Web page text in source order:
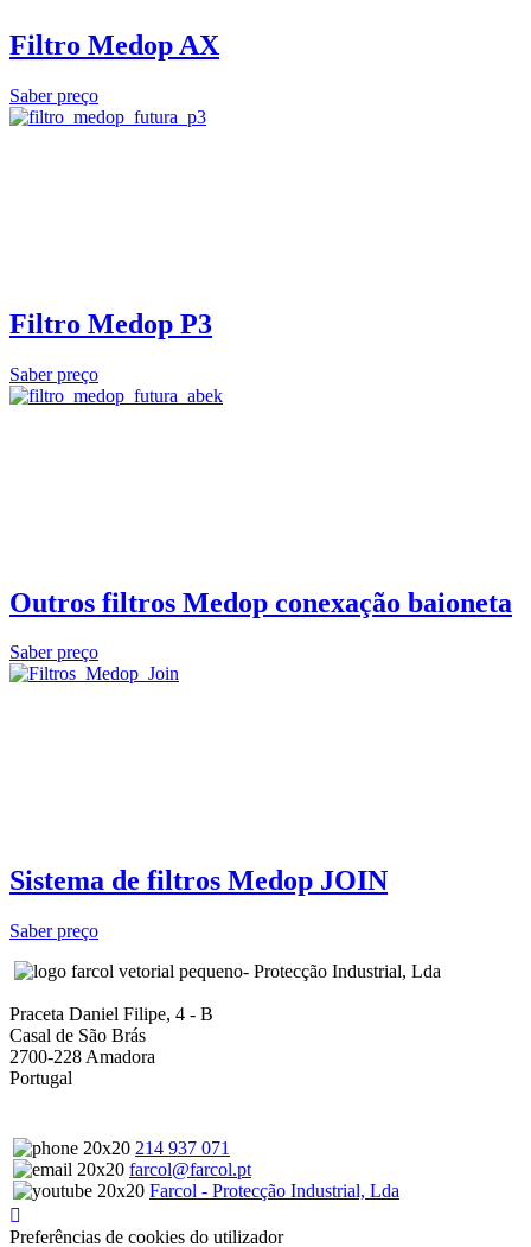
Filtro Medop AX
Saber preço
Filtro Medop P3
Saber preço
Outros filtros Medop conexação baioneta
Saber preço
Sistema de filtros Medop JOIN
Saber preço
- Protecção Industrial, Lda
Praceta Daniel Filipe, 4 - B
Casal de São Brás
2700-228 Amadora
Portugal
214 937 071
farcol@farcol.pt
Farcol - Protecção Industrial, Lda
Preferências de cookies do utilizador